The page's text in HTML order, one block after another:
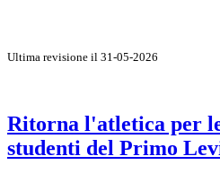
Ultima revisione il 31-05-2026
Ritorna l'atletica per
studenti del Primo